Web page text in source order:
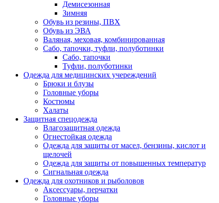
Демисезонная
Зимняя
Обувь из резины, ПВХ
Обувь из ЭВА
Валяная, меховая, комбинированная
Сабо, тапочки, туфли, полуботинки
Сабо, тапочки
Туфли, полуботинки
Одежда для медицинских учереждений
Брюки и блузы
Головные уборы
Костюмы
Халаты
Защитная спецодежда
Влагозащитная одежда
Огнестойкая одежда
Одежда для защиты от масел, бензины, кислот и
щелочей
Одежда для защиты от повышенных температур
Сигнальная одежда
Одежда для охотников и рыболовов
Аксессуары, перчатки
Головные уборы